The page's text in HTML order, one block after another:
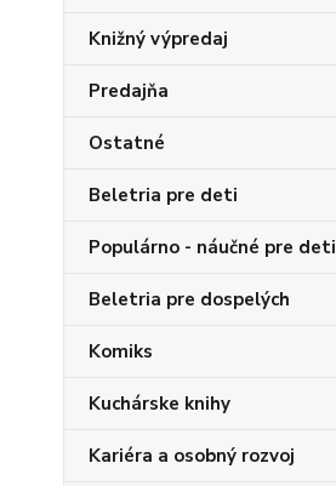
Knižný výpredaj
Predajňa
Ostatné
Beletria pre deti
Populárno - náučné pre deti
Beletria pre dospelých
Komiks
Kuchárske knihy
Kariéra a osobný rozvoj